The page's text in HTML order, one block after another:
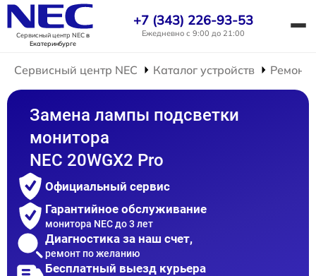
Сервисный центр NECв
Екатеринбурге
+7 (343) 226-93-53
Ежедневно с 9:00 до 21:00
Сервисный центр NEC Каталог устройств Ремонт
Замена лампы подсветки
монитора
NEC 20WGX2 Pro
Официальный сервис
Гарантийное обслуживание
монитора NEC до 3 лет
Диагностика за наш счет,
ремонт по желанию
Бесплатный выезд курьера